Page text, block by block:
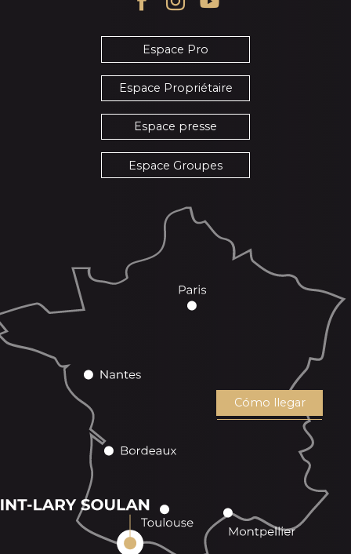
Espace Pro
Espace Propriétaire
Espace presse
Espace Groupes
Cómo llegar